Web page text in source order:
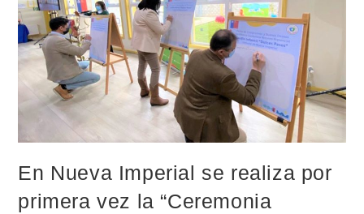
En Nueva Imperial se realiza por
primera vez la “Ceremonia